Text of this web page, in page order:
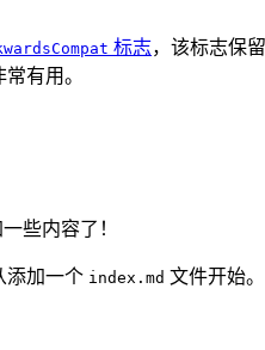
标志，该标志保
有用。
些内容了！
添加一个 index.md 文件开始